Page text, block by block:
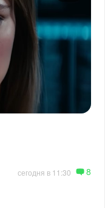
сегодня в 11:30 8